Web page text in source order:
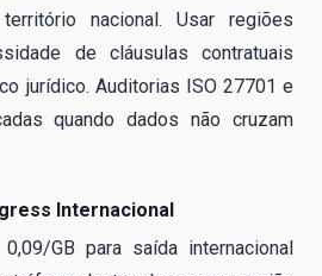
nacional. Usar regiões
de cláusulas contratuais
jurídico. Auditorias ISO 27701 e
quando dados não cruzam
Internacional
GB para saída internacional